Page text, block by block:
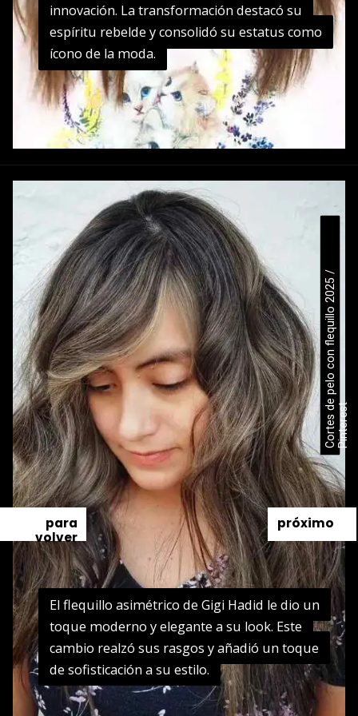
innovación. La transformación destacó su
espíritu rebelde y consolidó su estatus como
ícono de la moda.
innovación. La transformación destacó su
espíritu rebelde y consolidó su estatus como
ícono de la moda.
El flequillo asimétrico de Gigi Hadid le dio un
toque moderno y elegante a su look. Este
cambio realzó sus rasgos y añadió un toque
de sofisticación a su estilo.
El flequillo asimétrico de Gigi Hadid le dio un
toque moderno y elegante a su look. Este
cambio realzó sus rasgos y añadió un toque
de sofisticación a su estilo.
próximo
para
volver
C
o
r
t
e
s
d
e
p
e
l
o
c
o
n
f
l
e
q
u
i
l
l
o
2
0
2
5
/
P
i
n
t
e
r
e
st